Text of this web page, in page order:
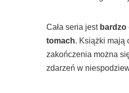
Cała seria jest
tomach. Książki mają
zakończenia można
zdarzeń w